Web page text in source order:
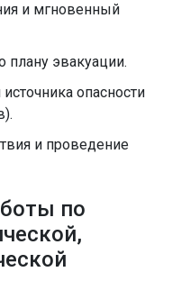
и мгновенный
плану эвакуации.
опасности
и проведение
по